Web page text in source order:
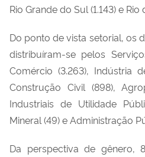
Rio Grande do Sul (1.143) e Rio
Do ponto de vista setorial, os
distribuíram-se pelos
Comércio (3.263), Indústria
Construção Civil (898),
Industriais de Utilidade
Mineral (49) e Administração
Da perspectiva de gênero,